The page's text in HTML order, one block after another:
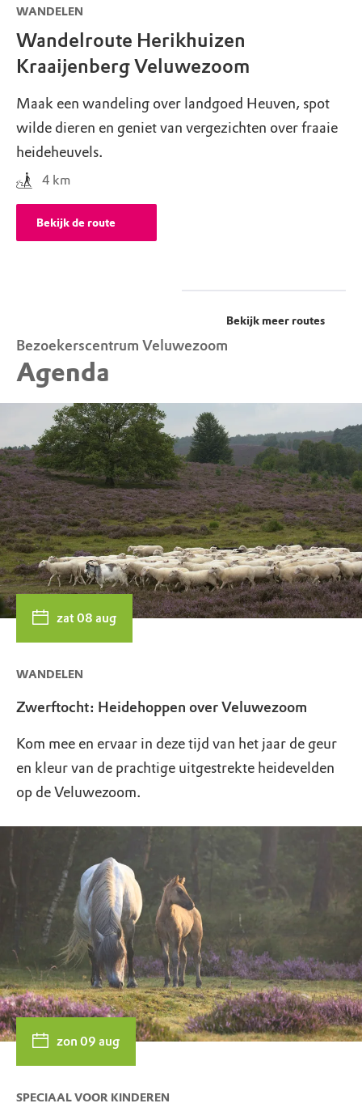
WANDELEN
Wandelroute Herikhuizen
Kraaijenberg Veluwezoom
Maak een wandeling over landgoed Heuven, spot
wilde dieren en geniet van vergezichten over fraaie
heideheuvels.
4 km
Bekijk de route
Bekijk meer routes
Bezoekerscentrum Veluwezoom
Agenda
zat 08 aug
WANDELEN
Zwerftocht: Heidehoppen over Veluwezoom
Kom mee en ervaar in deze tijd van het jaar de geur
en kleur van de prachtige uitgestrekte heidevelden
op de Veluwezoom.
zon 09 aug
SPECIAAL VOOR KINDEREN